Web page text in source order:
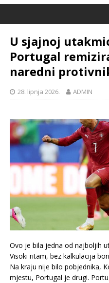
U sjajnoj
Portugal
naredni
28. lipnja 2026. ADMIN
Ovo je bila jedna od najboljih
Visoki ritam, bez kalkulacija
Na kraju nije bilo pobjednika,
mjestu, Portugal je drugi.